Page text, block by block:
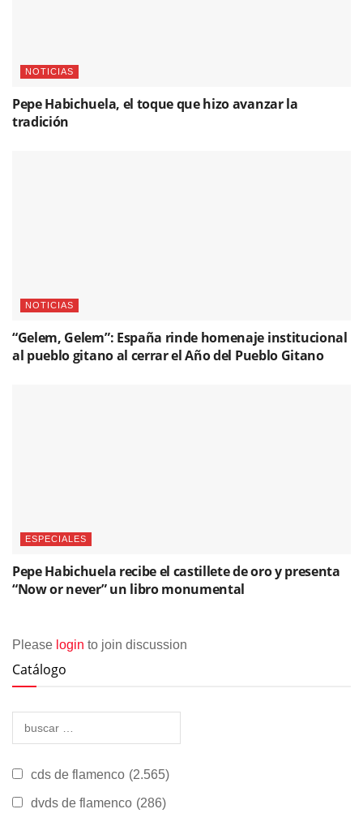
NOTICIAS
Pepe Habichuela, el toque que hizo avanzar la
tradición
NOTICIAS
“Gelem, Gelem”: España rinde homenaje institucional
al pueblo gitano al cerrar el Año del Pueblo Gitano
ESPECIALES
Pepe Habichuela recibe el castillete de oro y presenta
“Now or never” un libro monumental
Please login to join discussion
Catálogo
cds de flamenco (2.565)
dvds de flamenco (286)